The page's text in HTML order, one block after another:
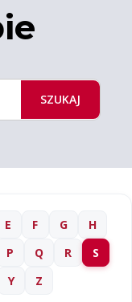
SZUKAJ
E F G
H
P Q R
S
Y Z